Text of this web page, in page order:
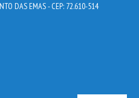
DAS EMAS - CEP: 72.610-514